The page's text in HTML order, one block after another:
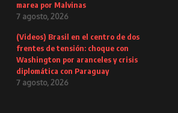
marea por Malvinas
7 agosto, 2026
(Videos) Brasil en el centro de dos
frentes de tensión: choque con
Washington por aranceles y crisis
diplomática con Paraguay
7 agosto, 2026